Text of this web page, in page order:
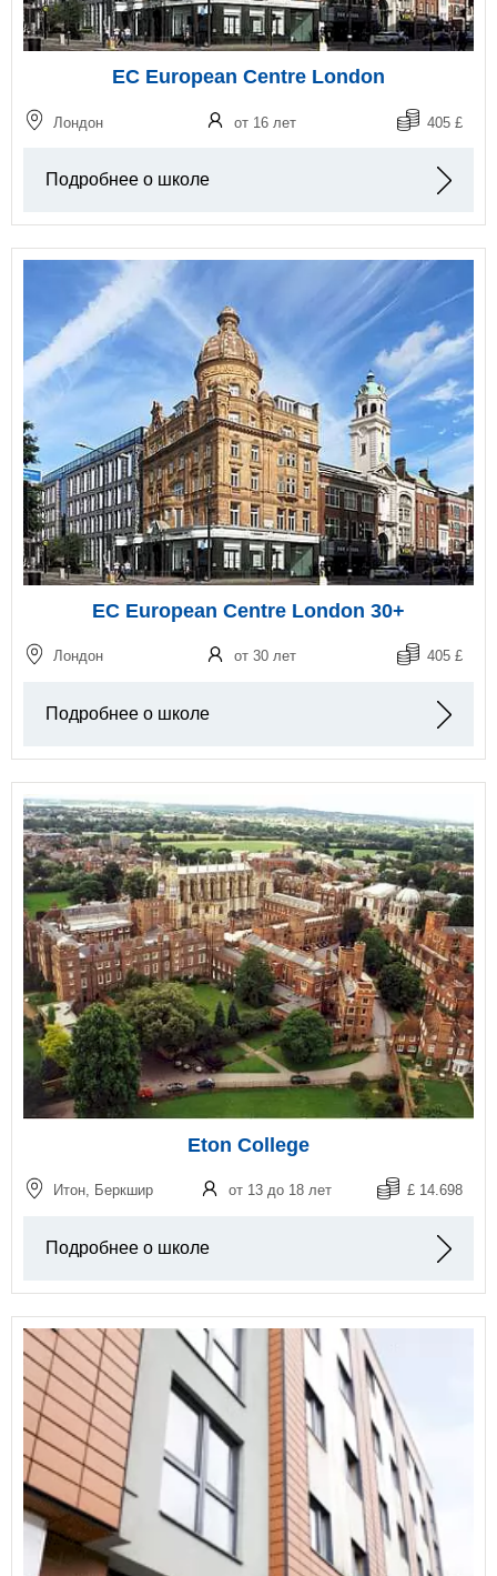
EC European Centre London
Лондон от 16 лет 405 £
Подробнее о школе
EC European Centre London 30+
Лондон от 30 лет 405 £
Подробнее о школе
Eton College
Итон, Беркшир от 13 до 18 лет £ 14.698
Подробнее о школе